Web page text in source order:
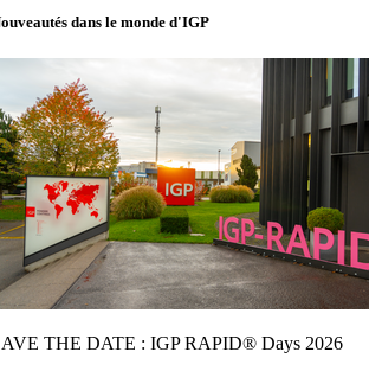
dans le monde d'IGP
THE DATE : IGP RAPID® Days 2026